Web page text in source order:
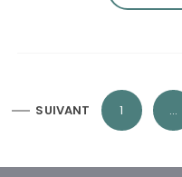
SUIVANT 1 …